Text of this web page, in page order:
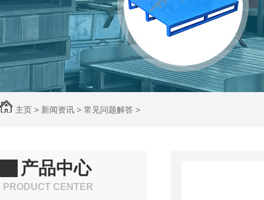
主页 > 新闻资讯 > 常见问题解答 >
产品中心
PRODUCT CENTER